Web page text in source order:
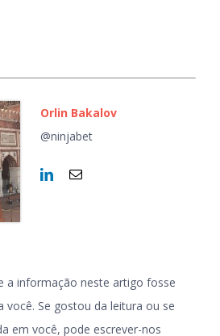
Orlin Bakalov
@ninjabet
a informação neste artigo fosse
você. Se gostou da leitura ou se
em você, pode escrever-nos